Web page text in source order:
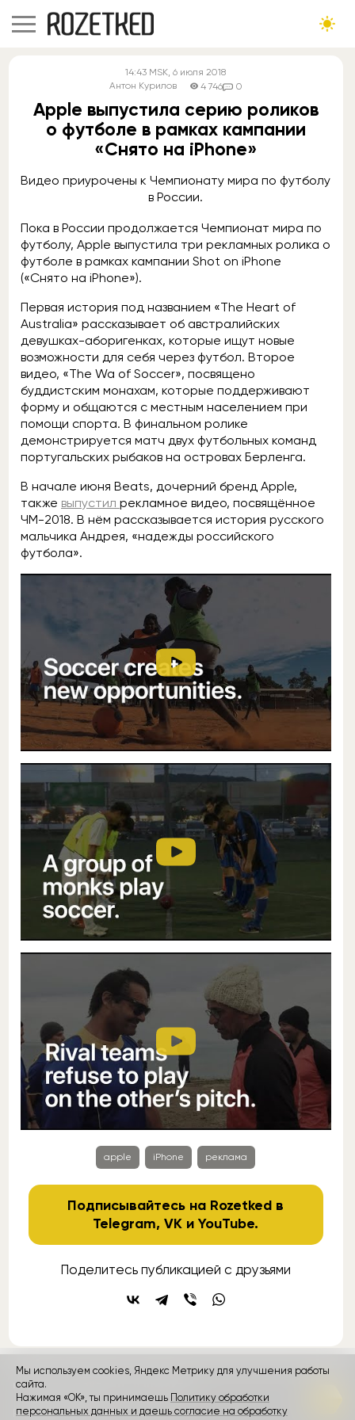
14:43 MSK, 6 июля 2018
Антон Курилов
4 746 0
Apple выпустила серию роликов
о футболе в рамках кампании
«Снято на iPhone»
Видео приурочены к Чемпионату мира по футболу
в России.
Пока в России продолжается Чемпионат мира по
футболу, Apple выпустила три рекламных ролика о
футболе в рамках кампании Shot on iPhone
(«Снято на iPhone»).
Первая история под названием «The Heart of
Australia» рассказывает об австралийских
девушках-аборигенках, которые ищут новые
возможности для себя через футбол. Второе
видео, «The Wa of Soccer», посвящено
буддистским монахам, которые поддерживают
форму и общаются с местным населением при
помощи спорта. В финальном ролике
демонстрируется матч двух футбольных команд
португальских рыбаков на островах Берленга.
В начале июня Beats, дочерний бренд Apple,
также выпустил рекламное видео, посвящённое
ЧМ-2018. В нём рассказывается история русского
мальчика Андрея, «надежды российского
футбола».
apple iPhone реклама
Подписывайтесь на Rozetked в
Telegram,VK иYouTube.
Поделитесь публикацией с друзьями
контакты
Rozetked © 2026
Мы используем cookies, Яндекс Метрику для улучшения работы
сайта.
Нажимая «ОК», ты принимаешь Политику обработки
персональных данных и даешь согласие на обработку